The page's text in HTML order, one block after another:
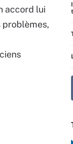
accord lui
problèmes,